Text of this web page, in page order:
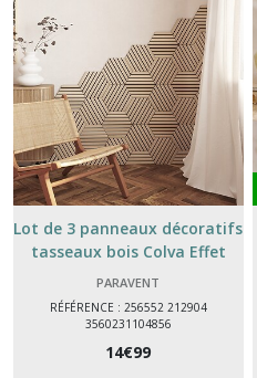
Lot de 3 panneaux décoratifs
tasseaux bois Colva Effet
chêne clair, Fond noir, 30x26
cm
PARAVENT
RÉFÉRENCE : 256552 212904
3560231104856
14€99